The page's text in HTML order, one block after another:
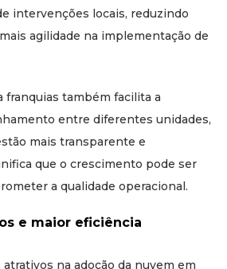
intervenções locais, reduzindo
agilidade na implementação de
franquias também facilita a
entre diferentes unidades,
mais transparente e
que o crescimento pode ser
a qualidade operacional.
e maior eficiência
na adoção da nuvem em